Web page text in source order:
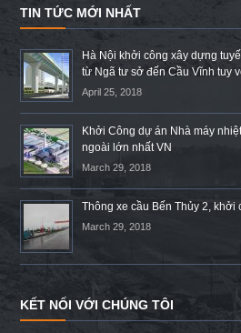
TIN TỨC MỚI NHẤT
Hà Nội khởi công xây dựng
từ Ngã tư sở đến Cầu Vĩnh tuy
April 25, 2018
Khởi Công dự án Nhà máy
ngoài lớn nhất VN
March 29, 2018
Thông xe cầu Bến Thủy 2,
March 29, 2018
KẾT NỐI VỚI CHÚNG TÔI